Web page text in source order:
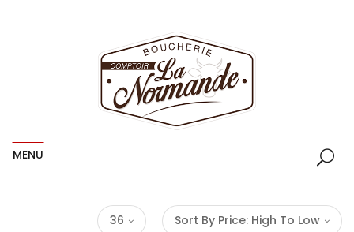
MENU
Sort By Price: High To Low
36